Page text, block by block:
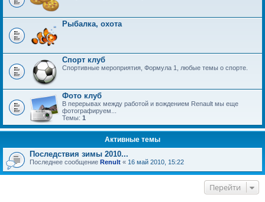
Рыбалка, охота
Спорт клуб
Спортивные мероприятия, Формула 1, любые темы о спорте.
Фото клуб
В перерывах между работой и вождением Renault мы еще
фотографируем...
Темы: 1
Активные темы
Последствия зимы 2010...
Последнее сообщение Renult « 16 май 2010, 15:22
Перейти